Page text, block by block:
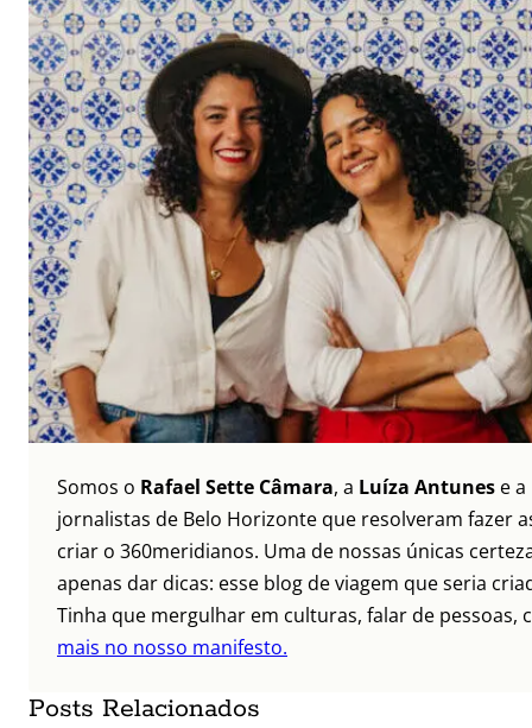
Somos o Rafael Sette Câmara, a Luíza Antunes e a
jornalistas de Belo Horizonte que resolveram fazer
criar o 360meridianos. Uma de nossas únicas
apenas dar dicas: esse blog de viagem que seria
Tinha que mergulhar em culturas, falar de
mais no nosso manifesto.
Posts Relacionados